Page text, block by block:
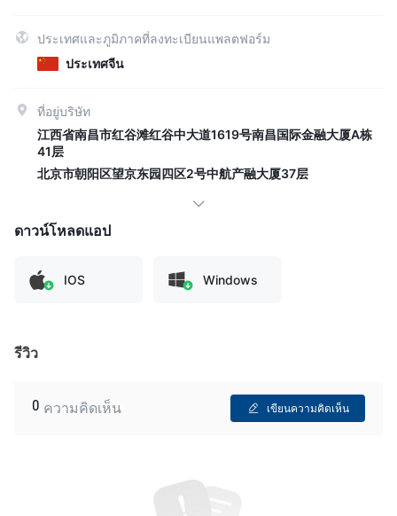
ประเทศและภูมิภาคที่ลงทะเบียนแพลตฟอร์ม
ประเทศจีน
ที่อยู่บริษัท
江西省南昌市红谷滩红谷中大道1619号南昌国际金融大厦A栋
41层
北京市朝阳区望京东园四区2号中航产融大厦37层
ดาวน์โหลดแอป
IOS Windows
รีวิว
0 ความคิดเห็น เขียนความคิดเห็น